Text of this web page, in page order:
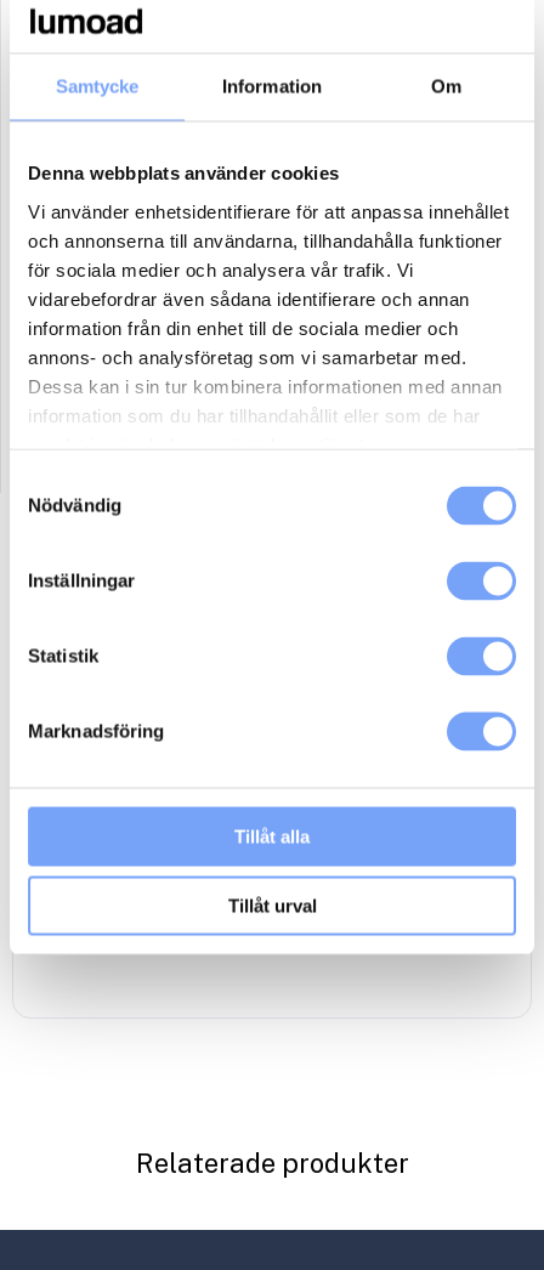
Samtycke Information Om
Denna webbplats använder cookies
Vi använder enhetsidentifierare för att anpassa innehållet
och annonserna till användarna, tillhandahålla funktioner
för sociala medier och analysera vår trafik. Vi
vidarebefordrar även sådana identifierare och annan
information från din enhet till de sociala medier och
annons- och analysföretag som vi samarbetar med.
Dessa kan i sin tur kombinera informationen med annan
information som du har tillhandahållit eller som de har
Nödvändig
Inställningar
Statistik
Marknadsföring
Tillåt alla
Tillåt urval
Reklammaterial:
Jag har eller ordnar eget reklammaterial för denna produkt.
Jag har ej material och vill att lumoad kontaktar mig för hjälp.
24
Antal paket (se ovan)
Boka
– Du bokar medieutrymmet genom att lägga till kampanjen i
– När din reklamkampanj är inbokad hos mediet bekräftas den
av oss på lumoad via mail.
– Din radiospot skickar du eller din
reklambyrå/produktionsbolag till radiostationerna via
reklamfilmsdistributörenAdtoox.
– Din kampanj rullas ut och din verksamhet växer.
Relaterade produkter